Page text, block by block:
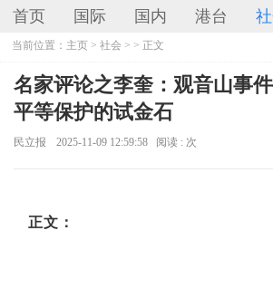
首页 国际 国内 港台
当前位置： 主页 >社会 > > 正文
名家评论之李奎：观音山事
平等保护的试金石
民立报 2025-11-09 12:59:58 阅读 : 次
正文：